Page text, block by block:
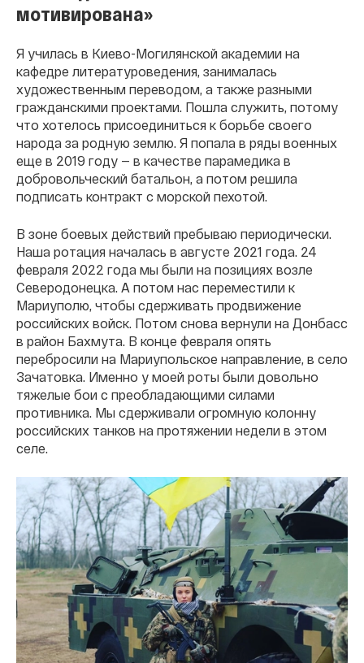
мотивирована»
Я училась в Киево-Могилянской академии на
кафедре литературоведения, занималась
художественным переводом, а также разными
гражданскими проектами. Пошла служить, потому
что хотелось присоединиться к борьбе своего
народа за родную землю. Я попала в ряды военных
еще в 2019 году — в качестве парамедика в
добровольческий батальон, а потом решила
подписать контракт с морской пехотой.
В зоне боевых действий пребываю периодически.
Наша ротация началась в августе 2021 года. 24
февраля 2022 года мы были на позициях возле
Северодонецка. А потом нас переместили к
Мариуполю, чтобы сдерживать продвижение
российских войск. Потом снова вернули на Донбасс
в район Бахмута. В конце февраля опять
перебросили на Мариупольское направление, в село
Зачатовка. Именно у моей роты были довольно
тяжелые бои с преобладающими силами
противника. Мы сдерживали огромную колонну
российских танков на протяжении недели в этом
селе.